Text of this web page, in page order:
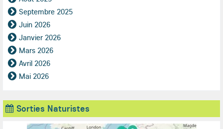
Septembre 2025
Juin 2026
Janvier 2026
Mars 2026
Avril 2026
Mai 2026
Sorties Naturistes